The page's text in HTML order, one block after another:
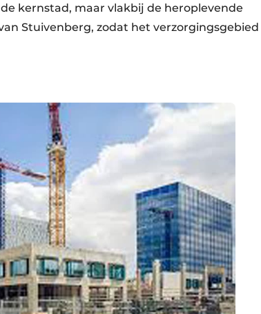
kernstad, maar vlakbij de heroplevende
Stuivenberg, zodat het verzorgingsgebied